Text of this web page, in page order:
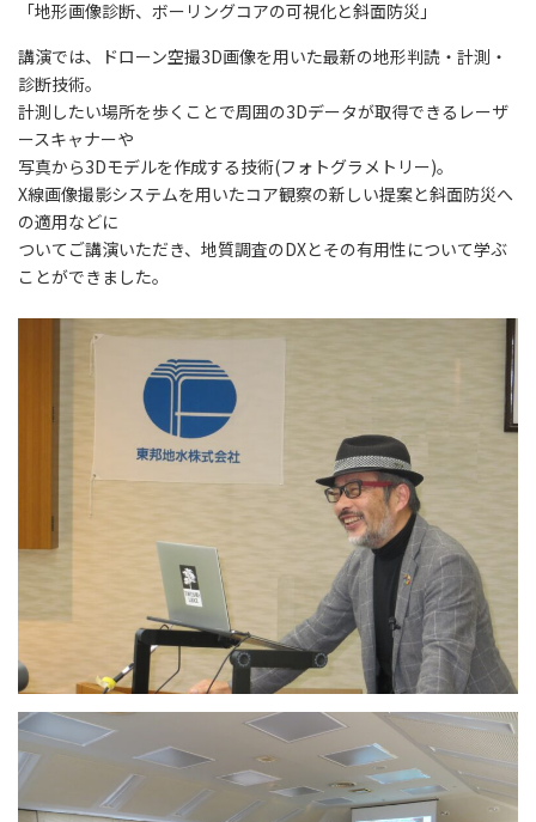
「地形画像診断、ボーリングコアの可視化と斜面防災」
講演では、ドローン空撮3D画像を用いた最新の地形判読・計測・
診断技術。
計測したい場所を歩くことで周囲の3Dデータが取得できるレーザ
ースキャナーや
写真から3Dモデルを作成する技術(フォトグラメトリー)。
X線画像撮影システムを用いたコア観察の新しい提案と斜面防災へ
の適用などに
ついてご講演いただき、地質調査のDXとその有用性について学ぶ
ことができました。